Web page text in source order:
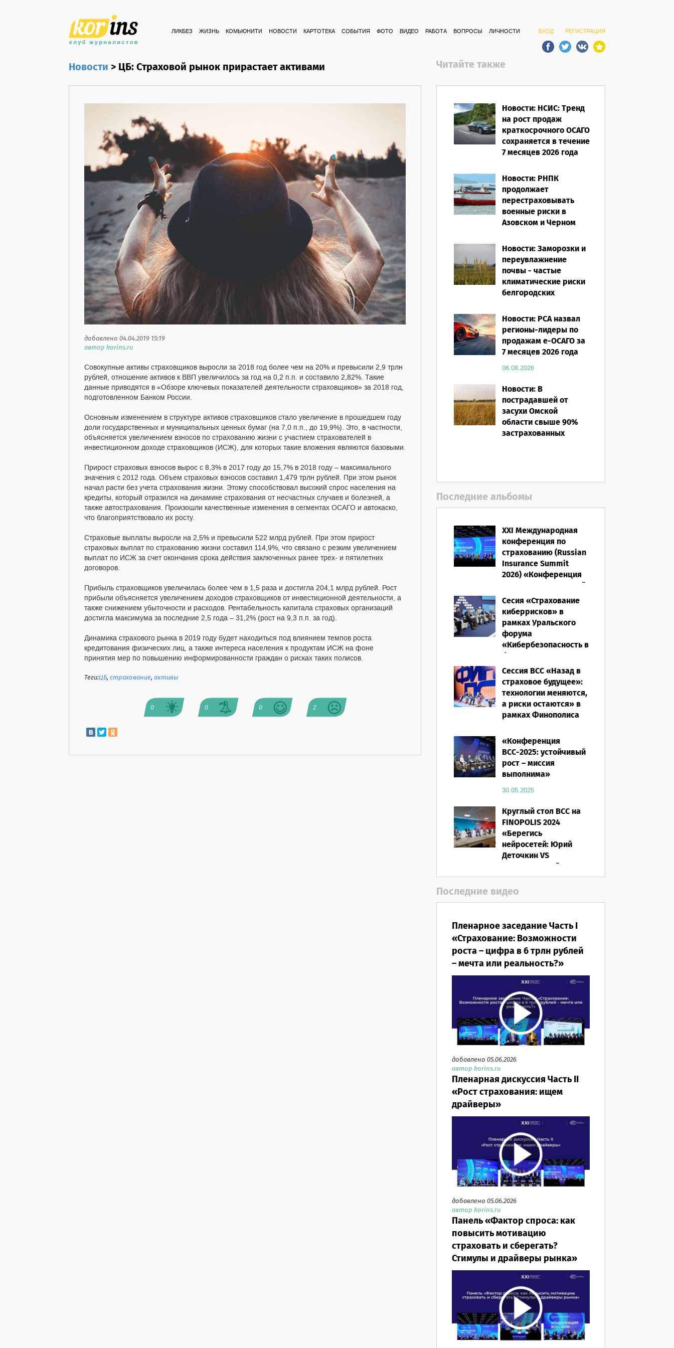
ВХОД РЕГИСТРАЦИЯ
ЛИКБЕЗ ЖИЗНЬ КОМЬЮНИТИ НОВОСТИ КАРТОТЕКА СОБЫТИЯ ФОТО ВИДЕО РАБОТА ВОПРОСЫ ЛИЧНОСТИ
Новости>ЦБ: Страховой рынок прирастает активами
добавлено 04.04.2019 15:19
автор korins.ru
Совокупные активы страховщиков выросли за 2018 год более чем на 20% и превысили 2,9 трлн
рублей, отношение активов к ВВП увеличилось за год на 0,2 п.п. и составило 2,82%. Такие
данные приводятся в «Обзоре ключевых показателей деятельности страховщиков» за 2018 год,
подготовленном Банком России.
Основным изменением в структуре активов страховщиков стало увеличение в прошедшем году
доли государственных и муниципальных ценных бумаг (на 7,0 п.п., до 19,9%). Это, в частности,
объясняется увеличением взносов по страхованию жизни с участием страхователей в
инвестиционном доходе страховщиков (ИСЖ), для которых такие вложения являются базовыми.
Прирост страховых взносов вырос с 8,3% в 2017 году до 15,7% в 2018 году – максимального
значения с 2012 года. Объем страховых взносов составил 1,479 трлн рублей. При этом рынок
начал расти без учета страхования жизни. Этому способствовал высокий спрос населения на
кредиты, который отразился на динамике страхования от несчастных случаев и болезней, а
также автострахования. Произошли качественные изменения в сегментах ОСАГО и автокаско,
что благоприятствовало их росту.
Страховые выплаты выросли на 2,5% и превысили 522 млрд рублей. При этом прирост
страховых выплат по страхованию жизни составил 114,9%, что связано с резким увеличением
выплат по ИСЖ за счет окончания срока действия заключенных ранее трех- и пятилетних
договоров.
Прибыль страховщиков увеличилась более чем в 1,5 раза и достигла 204,1 млрд рублей. Рост
прибыли объясняется увеличением доходов страховщиков от инвестиционной деятельности, а
также снижением убыточности и расходов. Рентабельность капитала страховых организаций
достигла максимума за последние 2,5 года – 31,2% (рост на 9,3 п.п. за год).
Динамика страхового рынка в 2019 году будет находиться под влиянием темпов роста
кредитования физических лиц, а также интереса населения к продуктам ИСЖ на фоне
принятия мер по повышению информированности граждан о рисках таких полисов.
Теги:ЦБ,страхование,активы
0 0 0 2
Читайте также
Новости: НСИС: Тренд
на рост продаж
краткосрочного ОСАГО
сохраняется в течение
7 месяцев 2026 года
Новости: РНПК
продолжает
перестраховывать
военные риски в
Азовском и Черном
06.08.2026
Новости: Заморозки и
переувлажнение
почвы - частые
климатические риски
белгородских
06.08.2026
Новости: РСА назвал
регионы-лидеры по
продажам е-ОСАГО за
7 месяцев 2026 года
06.08.2026
Новости: В
пострадавшей от
засухи Омской
области свыше 90%
застрахованных
Последние альбомы
XXI Международная
конференция по
страхованию (Russian
Insurance Summit
2026) «Конференция
ВСС-2026: Культурный
код страхования/
Человеческий
фактор»
28.05.2026
Сесия «Страхование
киберрисков» в
рамках Уральского
форума
«Кибербезопасность в
финансах» 2026
16.03.2026
Сессия ВСС «Назад в
страховое будущее»:
технологии меняются,
а риски остаются» в
рамках Финополиса
16.03.2026
«Конференция
ВСС-2025: устойчивый
рост – миссия
выполнима»
30.05.2025
Круглый стол ВСС на
FINOPOLIS 2024
«Берегись
нейросетей: Юрий
Деточкин VS
искусственный
интеллект»
12.11.2024
Последние видео
Пленарное заседание Часть I
«Страхование: Возможности
роста – цифра в 6 трлн рублей
– мечта или реальность?»
добавлено 05.06.2026
автор korins.ru
Пленарная дискуссия Часть II
«Рост страхования: ищем
драйверы»
добавлено 05.06.2026
автор korins.ru
Панель «Фактор спроса: как
повысить мотивацию
страховать и сберегать?
Стимулы и драйверы рынка»